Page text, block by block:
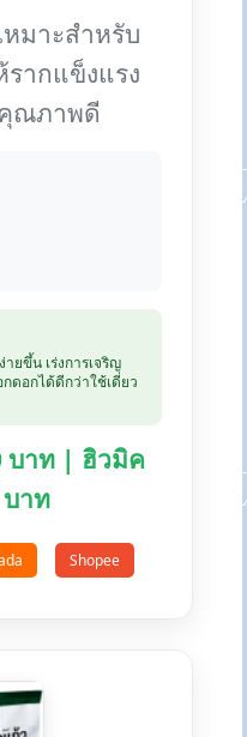
มาะสำหรับ
รากแข็งแรง
ณภาพดี
ยขึ้น เร่งการเจริญ
ดอกได้ดีกว่าใช้เดี่ยว
บาท | ฮิวมิค
าท
Shopee